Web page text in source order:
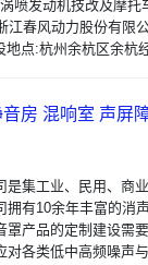
喷发动机技改及摩托
江春风动力股份有限
点:杭州余杭区余杭
房 混响室 声屏
是集工业、民用、商
拥有10余年丰富的消
罩产品的定制建设需
各类低中高频噪声